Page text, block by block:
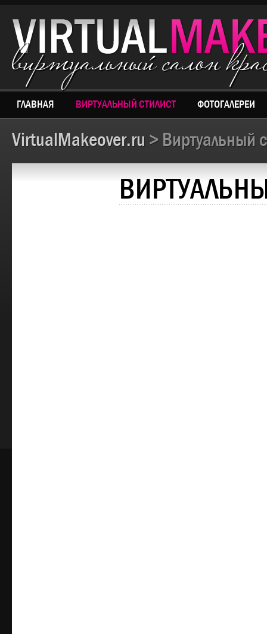
виртуальный салон
ГЛАВНАЯ ВИРТУАЛЬНЫЙ СТИЛИСТ ФОТОГАЛЕРЕИ
VirtualMakeover.ru > Виртуальный